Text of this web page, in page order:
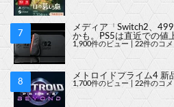
メディア「Switch2、
かも。PS5は直近での値
1,900件のビュー 22件のコメ
メトロイドプライム4
1,700件のビュー| 22件のコ